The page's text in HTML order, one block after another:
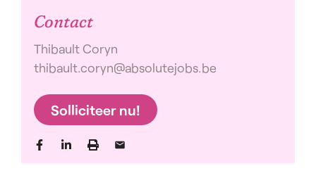
Contact
Thibault Coryn
thibault.coryn@absolutejobs.be
Solliciteer nu!